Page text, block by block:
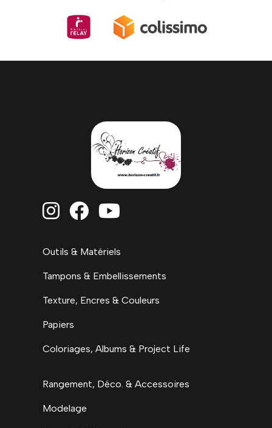
  
Outils & Matériels
Tampons & Embellissements
Texture, Encres & Couleurs
Papiers
Coloriages, Albums & Project Life
Rangement, Déco. & Accessoires
Modelage